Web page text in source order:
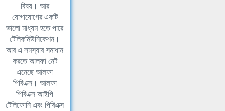
বিষয়। আর
যোগাযোগের একটি
ভালো মাধ্যম হতে পারে
টেলিকমিউনিকেশন।
আর এ সমস্যার সমাধান
করতে আলফা নেট
এনেছে আলফা
পিবিএক্স। আলফা
পিবিএক্স আইপি
টেলিফোনি এবং পিবিএক্স